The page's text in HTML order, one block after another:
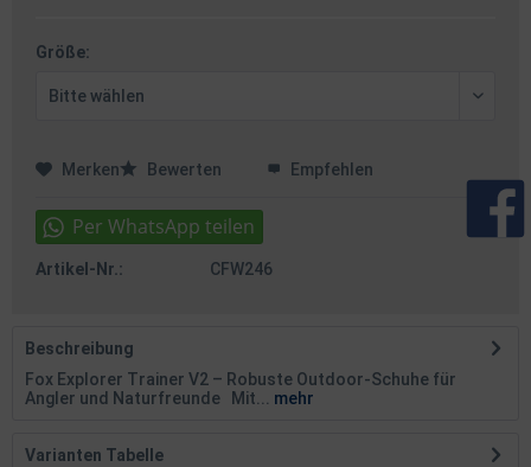
Größe:
Merken Bewerten Empfehlen
Artikel-Nr.: CFW246
Beschreibung
Fox Explorer Trainer V2 – Robuste Outdoor-Schuhe für
Angler und Naturfreunde Mit...
mehr
Varianten Tabelle